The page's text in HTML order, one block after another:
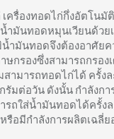
ครื่องทอดไก่กึ่งอัตโนมั
มันทอดหมุนเวียนด้วย
ำมันทอดจึงต้องอาศัย
รองซึ่งสามารถกรอง
มารถทอดไก่ได้ ครั้งล
รัมต่อวัน ดังนั้น กำลังก
ใส่น้ำมันทอดได้ครั้งล
รือมีกำลังการผลิตเฉลี่ย